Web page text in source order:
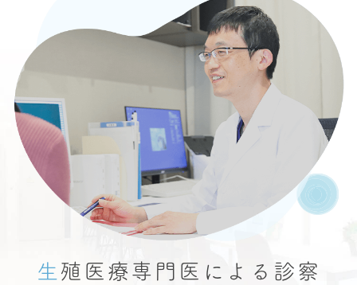
生 殖医療専門医による 診察